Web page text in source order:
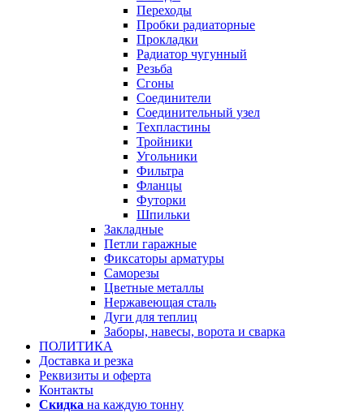
Переходы
Пробки радиаторные
Прокладки
Радиатор чугунный
Резьба
Сгоны
Соединители
Соединительный узел
Техпластины
Тройники
Угольники
Фильтра
Фланцы
Футорки
Шпильки
Закладные
Петли гаражные
Фиксаторы арматуры
Саморезы
Цветные металлы
Нержавеющая сталь
Дуги для теплиц
Заборы, навесы, ворота и сварка
ПОЛИТИКА
Доставка и резка
Реквизиты и оферта
Контакты
Скидка на каждую тонну